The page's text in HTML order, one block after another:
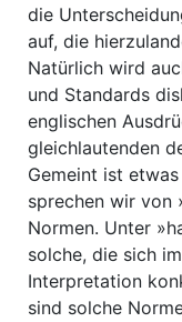
die
auf, die
Natürlich wird
und Standards
englischen
gleichlautenden
Gemeint ist
sprechen wir von
Normen. Unter
solche, die sich
Interpretation
sind solche